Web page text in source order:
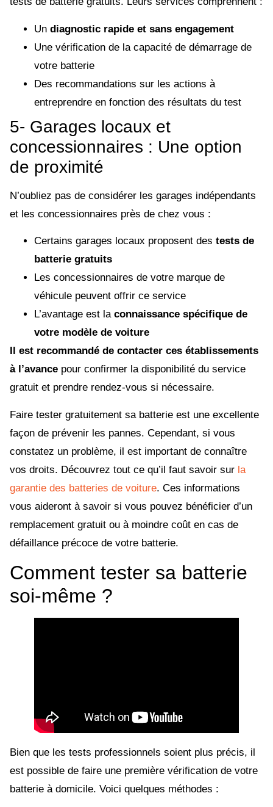
Un diagnostic rapide et sans engagement
Une vérification de la capacité de démarrage de
votre batterie
Des recommandations sur les actions à
entreprendre en fonction des résultats du test
5- Garages locaux et
concessionnaires : Une option
de proximité
N’oubliez pas de considérer les garages indépendants
et les concessionnaires près de chez vous :
Certains garages locaux proposent des tests de
batterie gratuits
Les concessionnaires de votre marque de
véhicule peuvent offrir ce service
L’avantage est la connaissance spécifique de
votre modèle de voiture
Il est recommandé de contacter ces établissements
à l’avance pour confirmer la disponibilité du service
gratuit et prendre rendez-vous si nécessaire.
Faire tester gratuitement sa batterie est une excellente
façon de prévenir les pannes. Cependant, si vous
constatez un problème, il est important de connaître
vos droits. Découvrez tout ce qu’il faut savoir sur la
garantie des batteries de voiture. Ces informations
vous aideront à savoir si vous pouvez bénéficier d’un
remplacement gratuit ou à moindre coût en cas de
défaillance précoce de votre batterie.
Comment tester sa batterie
soi-même ?
Bien que les tests professionnels soient plus précis, il
est possible de faire une première vérification de votre
batterie à domicile. Voici quelques méthodes :